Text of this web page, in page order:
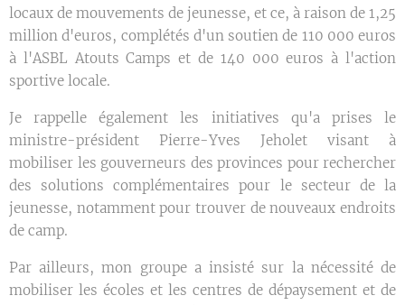
locaux de mouvements de jeunesse, et ce, à raison de 1,25
million d'euros, complétés d'un soutien de 110 000 euros
à l'ASBL Atouts Camps et de 140 000 euros à l'action
sportive locale.
Je rappelle également les initiatives qu'a prises le
ministre-président Pierre-Yves Jeholet visant à
mobiliser les gouverneurs des provinces pour rechercher
des solutions complémentaires pour le secteur de la
jeunesse, notamment pour trouver de nouveaux endroits
de camp.
Par ailleurs, mon groupe a insisté sur la nécessité de
mobiliser les écoles et les centres de dépaysement et de